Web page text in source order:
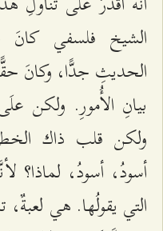
الشيخ فلسفي كانَ
الحدیثِ جدًّا، وكانَ
بیانِ الأُمورِ. ولكن
ولكن قلب ذاك
أسودُ، أسودُ، لماذا؟
التي یقولُها. هي